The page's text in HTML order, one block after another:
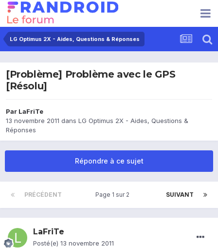
LG Optimus 2X - Aides, Questions & Réponses
[Problème] Problème avec le GPS
[Résolu]
Par LaFriTe
13 novembre 2011 dans LG Optimus 2X - Aides, Questions &
Réponses
Répondre à ce sujet
PRÉCÉDENT SUIVANT
Page 1 sur 2
LaFriTe
Posté(e) 13 novembre 2011